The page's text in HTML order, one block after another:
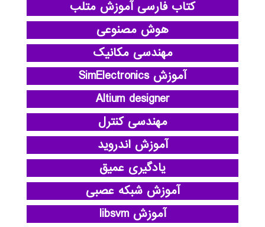
کتاب فارسی آموزش متلب
هوش مصنوعی
مهندسی مکانیک
آموزش SimElectronics
Altium designer
مهندسی کنترل
آموزش اندروید
یادگیری عمیق
آموزش شبکه عصبی
آموزش libsvm